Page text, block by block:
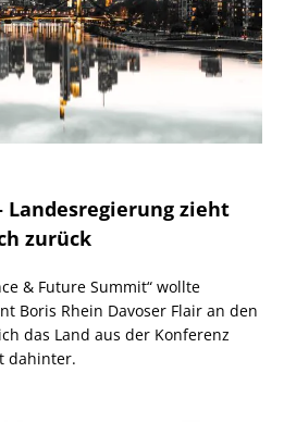
Landesregierung zieht
zurück
& Future Summit“ wollte
Boris Rhein Davoser Flair an den
das Land aus der Konferenz
dahinter.